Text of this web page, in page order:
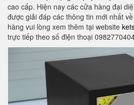
cao cấp. Hiện nay các cửa hàng đại
được giải đáp các thông tin mới nhất
hàng vui lòng xem thêm tại website
trực tiếp theo số điện thoại